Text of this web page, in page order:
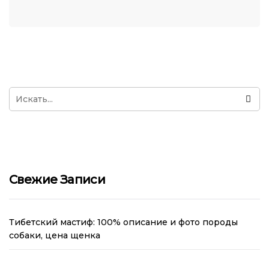
Свежие Записи
Тибетский мастиф: 100% описание и фото породы
собаки, цена щенка